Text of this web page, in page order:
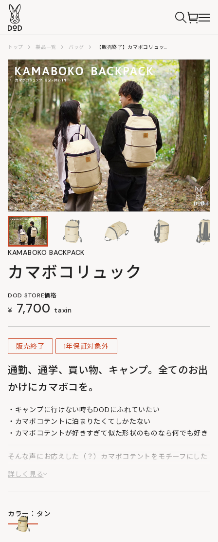
トップ 製品一覧 バッグ 【販売終了】カマボコリュック BG1-917-TN
KAMABOKO BACKPACK
カマボコリュック
DOD STORE価格
¥ 7,700 taxin
販売終了 1年保証対象外
通勤、通学、買い物、キャンプ。全てのお出
かけにカマボコを。
・キャンプに行けない時もDODにふれていたい
・カマボコテントに泊まりたくてしかたない
・カマボコテントが好きすぎて似た形状のものなら何でも好き
そんな声にお応えした（？）カマボコテントをモチーフにした
見た目だけの出オチではなく、機能性にもしっかりこだわりま
した。
キャンプに行けない日常でも、これを背負えばいつでもキャン
プ気分を味わえます。
詳しく見る
カラー：タン